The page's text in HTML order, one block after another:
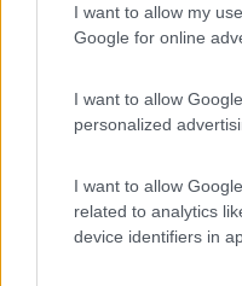
I want to allow my
Google for online
I want to allow
personalized
I want to allow
related to analytics
device identifiers in
8.2